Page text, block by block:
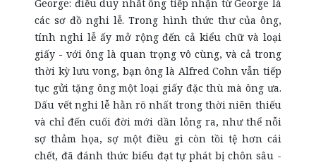
George: điều duy nhất ông tiếp nhận từ George là
các sơ đồ nghi lễ. Trong hình thức thư của ông,
tính nghi lễ ấy mở rộng đến cả kiểu chữ và loại
giấy - với ông là quan trọng vô cùng, và cả trong
thời kỳ lưu vong, bạn ông là Alfred Cohn vẫn tiếp
tục gửi tặng ông một loại giấy đặc thù mà ông ưa.
Dấu vết nghi lễ hằn rõ nhất trong thời niên thiếu
và chỉ đến cuối đời mới dần lỏng ra, như thể nỗi
sợ thảm họa, sợ một điều gì còn tồi tệ hơn cái
chết, đã đánh thức biểu đạt tự phát bị chôn sâu -